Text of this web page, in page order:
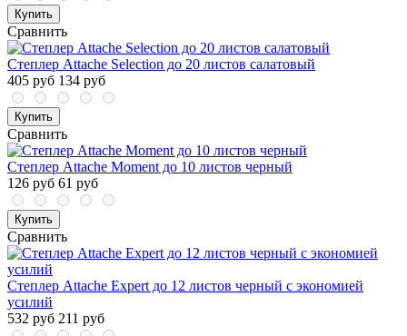
Купить
Сравнить
Степлер Attache Selection до 20 листов салатовый
405 руб 134 руб
Купить
Сравнить
Степлер Attache Moment до 10 листов черный
126 руб 61 руб
Купить
Сравнить
Степлер Attache Expert до 12 листов черный с экономией
усилий
532 руб 211 руб